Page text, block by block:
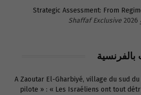
Strategic Assessment: From
Shaffaf Exclusive
بالفرنسية
A Zaoutar El-Gharbiyé, village du sud
pilote » : « Les Israéliens ont tout